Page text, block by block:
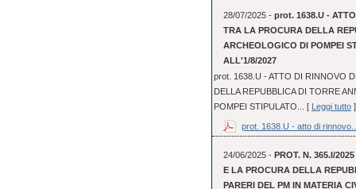
28/07/2025 - prot. 1638.U -
TRA LA PROCURA DELLA
ARCHEOLOGICO DI POMPEI
ALL'1/8/2027
prot. 1638.U - ATTO DI RINNOVO
DELLA REPUBBLICA DI TORRE
POMPEI STIPULATO... [ Leggi tutto]
prot. 1638.U - atto di
24/06/2025 - PROT. N. 365.I/
E LA PROCURA DELLA
PARERI DEL PM IN MATERIA